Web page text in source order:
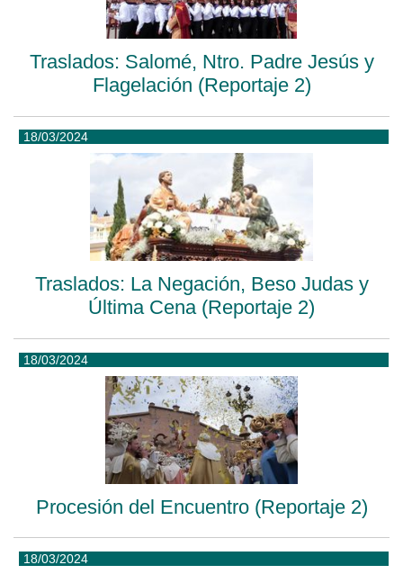
Traslados: Salomé, Ntro. Padre Jesús y
Flagelación (Reportaje 2)
18/03/2024
Traslados: La Negación, Beso Judas y
Última Cena (Reportaje 2)
18/03/2024
Procesión del Encuentro (Reportaje 2)
18/03/2024